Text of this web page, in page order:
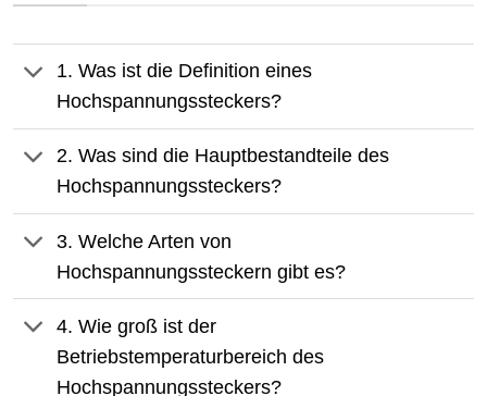
1. Was ist die Definition eines
Hochspannungssteckers?
2. Was sind die Hauptbestandteile des
Hochspannungssteckers?
3. Welche Arten von
Hochspannungssteckern gibt es?
4. Wie groß ist der
Betriebstemperaturbereich des
Hochspannungssteckers?